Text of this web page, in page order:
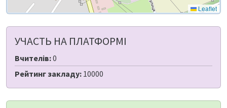
Leaflet
УЧАСТЬ НА ПЛАТФОРМІ
Вчителів:0
Рейтинг закладу: 10000